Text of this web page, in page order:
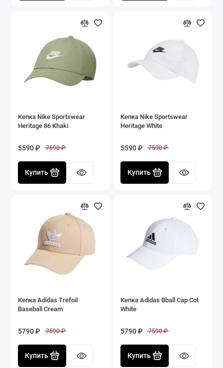
Кепка Nike Sportswear
Heritage 86 Khaki
5590 ₽ 7590 ₽
Купить
Кепка Nike Sportswear
Heritage White
5590 ₽ 7590 ₽
Купить
Кепка Adidas Trefoil
Baseball Cream
5790 ₽ 7590 ₽
Купить
Кепка Adidas Bball Cap Cot
White
5790 ₽ 7590 ₽
Купить